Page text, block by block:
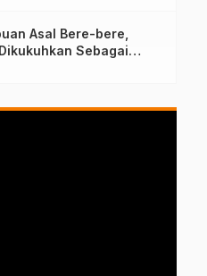
Asal Bere-bere,
Sebagai
Rektor Ummu